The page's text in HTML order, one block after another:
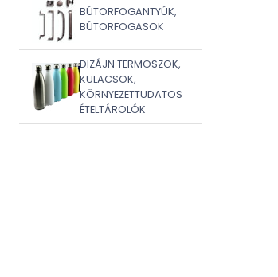
BÚTORFOGANTYÚK,
BÚTORFOGASOK
DIZÁJN TERMOSZOK,
KULACSOK,
KÖRNYEZETTUDATOS
ÉTELTÁROLÓK